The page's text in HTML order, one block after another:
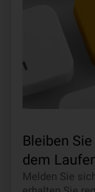
Bleiben
dem
Melden Sie